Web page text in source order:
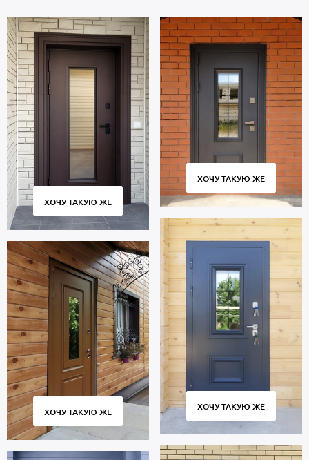
мастера по замерам.
Створка и короб — стальные листы и многоконтурный профиль
металлопрокат производства Россия, толщиной 2 мм.
Внутренняя сторона: МДФ. Взломостойкие замки входят в
комплект.
В полости створки находится утепление пеноплекс. Уплотнители
по периметру проема: 2 контура для дополнительной
шумоизоляции.
Дверь порошок рассчитана на длительную эксплуатацию и
сохраняет работоспособность множества циклов открывания и
закрывания. Использование качественных комплектующих и
контроль за точным соответствием размеров гарантируют
плотное прилегание створки к коробке без зазоров и
сквозняков.
Стоимость указана за базовый размер 2000х800 мм. Гарантия 5
лет.
Позвоните в отдел продаж или оставьте заявку на сайте, чтобы
приобрести дверь по вашим размерам. Выезд специалиста по
замерам — бесплатно. Изготовление от 2 дн. Доставка во все
города и районы Москвы и области, профессиональный монтаж.
ХОЧУ ТАКУЮ ЖЕ
ХОЧУ ТАКУЮ ЖЕ
ХОЧУ ТАКУЮ ЖЕ
ХОЧУ ТАКУЮ ЖЕ